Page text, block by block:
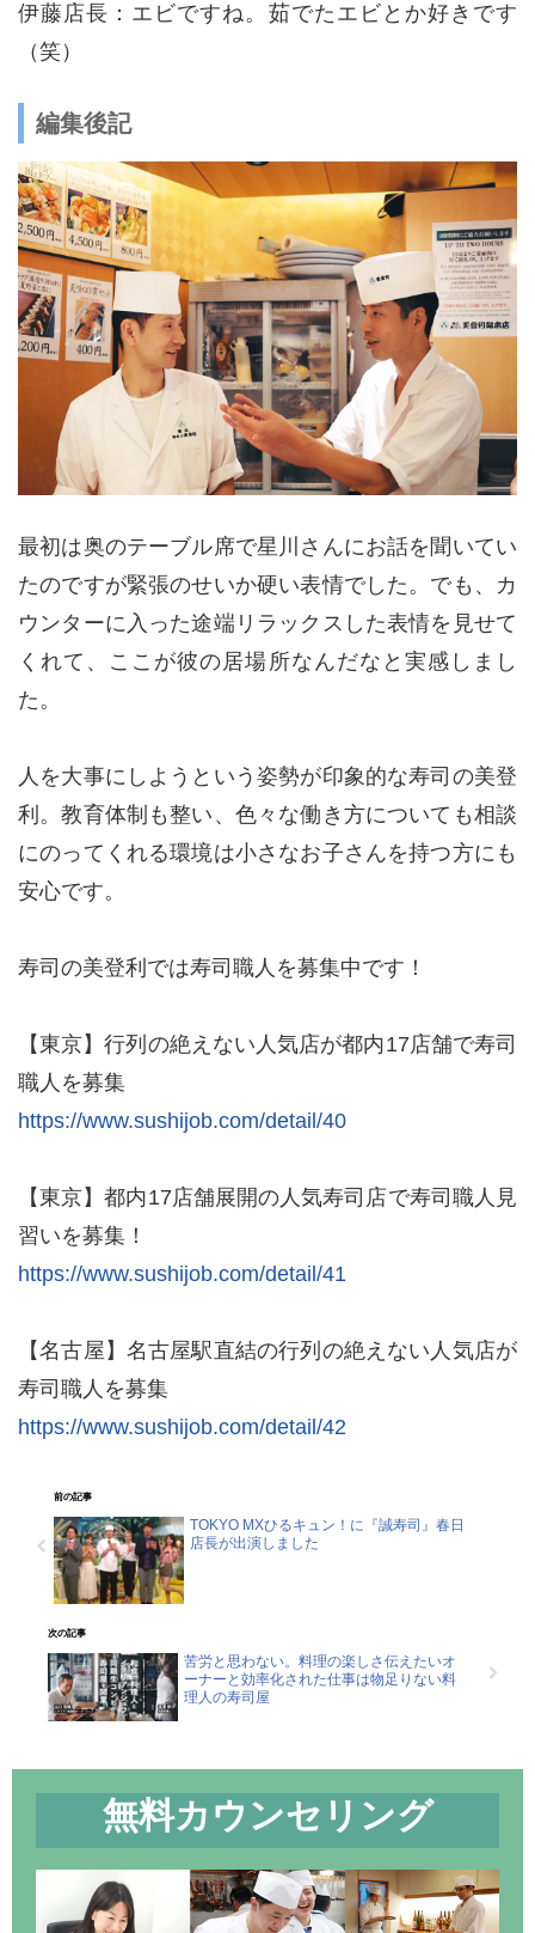
伊藤店長：エビですね。茹でたエビとか好きです
（笑）
編集後記
最初は奥のテーブル席で星川さんにお話を聞いてい
たのですが緊張のせいか硬い表情でした。でも、カ
ウンターに入った途端リラックスした表情を見せて
くれて、ここが彼の居場所なんだなと実感しまし
た。
人を大事にしようという姿勢が印象的な寿司の美登
利。教育体制も整い、色々な働き方についても相談
にのってくれる環境は小さなお子さんを持つ方にも
安心です。
寿司の美登利では寿司職人を募集中です！
【東京】行列の絶えない人気店が都内17店舗で寿司
職人を募集
https://www.sushijob.com/detail/40
【東京】都内17店舗展開の人気寿司店で寿司職人見
習いを募集！
https://www.sushijob.com/detail/41
【名古屋】名古屋駅直結の行列の絶えない人気店が
寿司職人を募集
https://www.sushijob.com/detail/42
前の記事
TOKYO MXひるキュン！に『誠寿司』春日
店長が出演しました
次の記事
苦労と思わない。料理の楽しさ伝えたいオ
ーナーと効率化された仕事は物足りない料
理人の寿司屋
無料カウンセリング